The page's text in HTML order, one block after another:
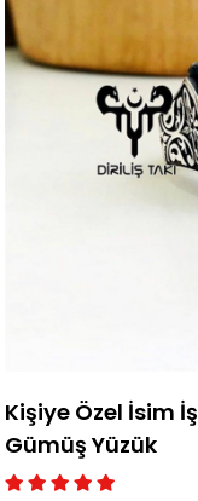
Kişiye Özel İsim
Gümüş Yüzük